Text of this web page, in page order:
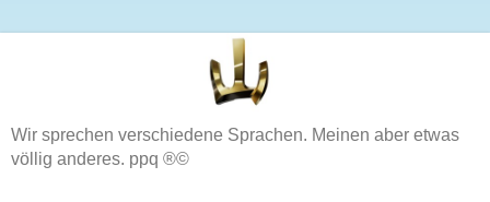
Wir sprechen verschiedene Sprachen. Meinen aber etwas
völlig anderes. ppq ®©